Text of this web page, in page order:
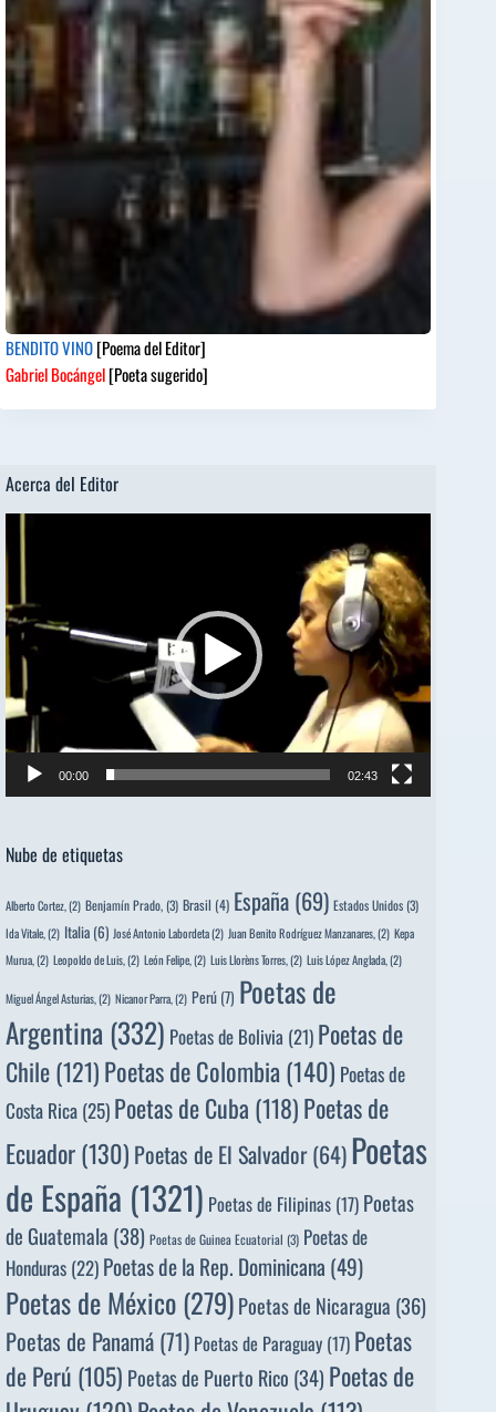
BENDITO VINO[Poema del Editor]
Gabriel Bocángel[Poeta sugerido]
Acerca del Editor
de
vídeo
00:00 02:43
Nube de etiquetas
Alberto Cortez, (2) Benjamín Prado,(3) Brasil (4) España (69) Estados Unidos(3)
Ida Vitale, (2) Italia (6) José Antonio Labordeta(2) Juan Benito Rodríguez Manzanares, (2) Kepa
Murua, (2) Leopoldo de Luis, (2) León Felipe, (2) Luis Llorèns Torres, (2) Luis López Anglada, (2)
Miguel Ángel Asturias, (2) Nicanor Parra, (2) Perú (7) Poetas de
Argentina (332) Poetas de Bolivia (21) Poetas de
Chile(121)Poetas de Colombia(140) Poetas de
Costa Rica(25)Poetas de Cuba (118)Poetas de
Ecuador(130) Poetas de El Salvador(64)Poetas
de España (1321) Poetas de Filipinas (17) Poetas
de Guatemala (38) Poetas de Guinea Ecuatorial (3) Poetas de
Honduras (22) Poetas de la Rep. Dominicana (49)
Poetas de México(279)Poetas de Nicaragua (36)
Poetas de Panamá (71) Poetas de Paraguay (17) Poetas
de Perú (105) Poetas de Puerto Rico (34) Poetas de